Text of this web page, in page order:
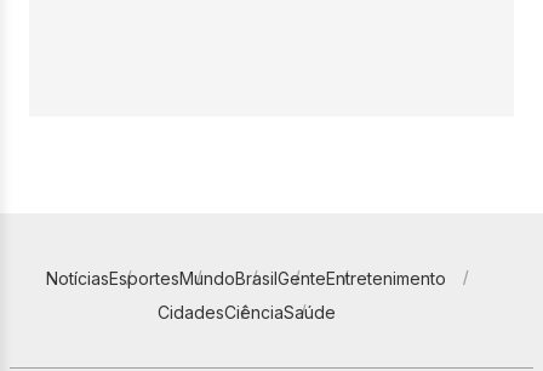
NotíciasEsportesMundoBrasilGenteEntretenimento
CidadesCiênciaSaúde